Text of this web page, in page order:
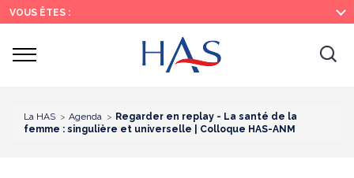
Recherche
Menu
principal
Contenu
principal
VOUS ÊTES :
Ouvrir
La HAS Agenda
Regarder en replay - La santé de la
femme : singulière et universelle | Colloque HAS-ANM